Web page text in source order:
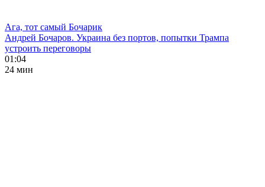
Ага, тот самый Бочарик
Андрей Бочаров. Украина без портов, попытки Трампа
устроить переговоры
01:04
24 мин